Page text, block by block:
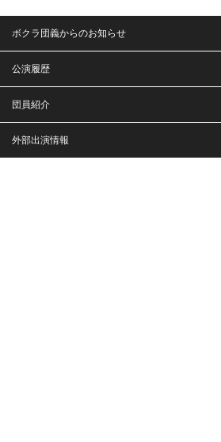
ボクラ団義からのお知らせ
公演履歴
団員紹介
外部出演情報